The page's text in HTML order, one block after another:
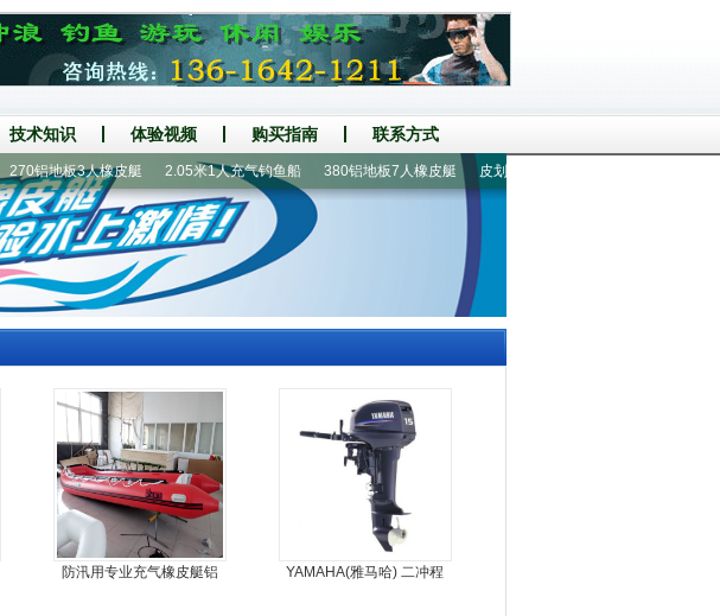
技术知识 体验视频 购买指南 联系方式
铝地板3人橡皮艇 2.05米1人充气钓鱼船 380铝地板7人橡皮艇 皮划艇|皮划船
防汛用专业充气橡皮艇铝
YAMAHA(雅马哈) 二冲程